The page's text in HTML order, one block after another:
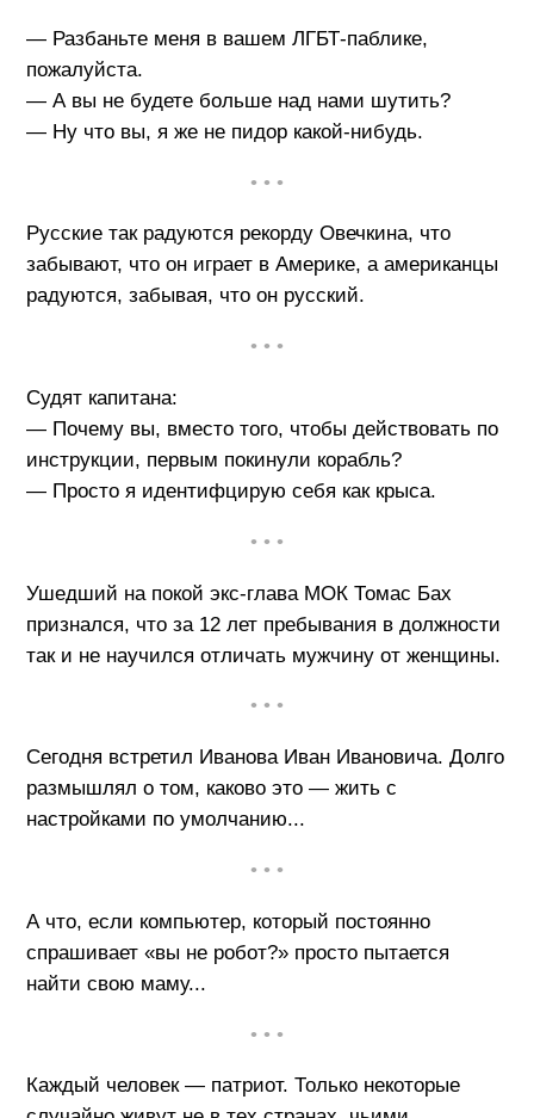
— Разбаньте меня в вашем ЛГБТ-паблике,
пожалуйста.
— А вы не будете больше над нами шутить?
— Ну что вы, я же не пидор какой-нибудь.
• • •
Русские так радуются рекорду Овечкина, что
забывают, что он играет в Америке, а американцы
радуются, забывая, что он русский.
• • •
Судят капитана:
— Почему вы, вместо того, чтобы действовать по
инструкции, первым покинули корабль?
— Просто я идентифцирую себя как крыса.
• • •
Ушедший на покой экс-глава МОК Томас Бах
признался, что за 12 лет пребывания в должности
так и не научился отличать мужчину от женщины.
• • •
Сегодня встретил Иванова Иван Ивановича. Долго
размышлял о том, каково это — жить с
настройками по умолчанию...
• • •
А что, если компьютер, который постоянно
спрашивает «вы не робот?» просто пытается
найти свою маму...
• • •
Каждый человек — патриот. Только некоторые